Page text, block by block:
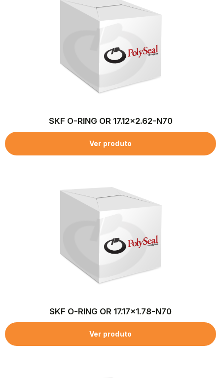
SKF O-RING OR 17.12×2.62-N70
Ver produto
SKF O-RING OR 17.17×1.78-N70
Ver produto